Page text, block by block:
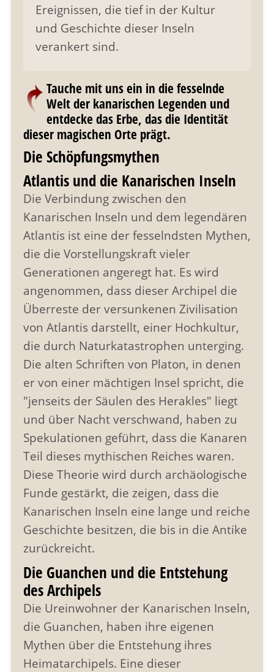
Ereignissen, die tief in der Kultur
und Geschichte dieser Inseln
verankert sind.
Tauche mit uns ein in die fesselnde
Welt der kanarischen Legenden und
entdecke das Erbe, das die Identität
dieser magischen Orte prägt.
Die Schöpfungsmythen
Atlantis und die Kanarischen Inseln
Die Verbindung zwischen den
Kanarischen Inseln und dem legendären
Atlantis ist eine der fesselndsten Mythen,
die die Vorstellungskraft vieler
Generationen angeregt hat. Es wird
angenommen, dass dieser Archipel die
Überreste der versunkenen Zivilisation
von Atlantis darstellt, einer Hochkultur,
die durch Naturkatastrophen unterging.
Die alten Schriften von Platon, in denen
er von einer mächtigen Insel spricht, die
"jenseits der Säulen des Herakles" liegt
und über Nacht verschwand, haben zu
Spekulationen geführt, dass die Kanaren
Teil dieses mythischen Reiches waren.
Diese Theorie wird durch archäologische
Funde gestärkt, die zeigen, dass die
Kanarischen Inseln eine lange und reiche
Geschichte besitzen, die bis in die Antike
zurückreicht.
Die Guanchen und die Entstehung
des Archipels
Die Ureinwohner der Kanarischen Inseln,
die Guanchen, haben ihre eigenen
Mythen über die Entstehung ihres
Heimatarchipels. Eine dieser